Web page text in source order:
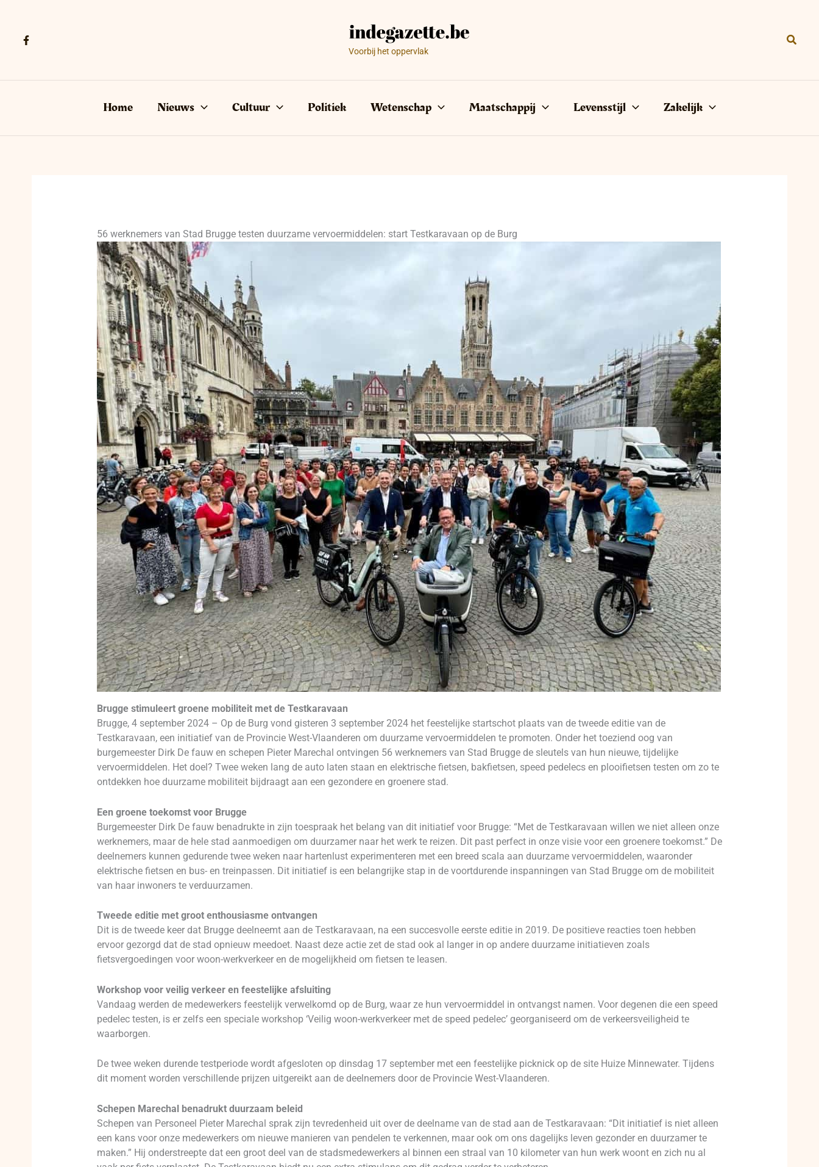
Voorbij het oppervlak
Home Nieuws Cultuur Politiek Wetenschap Maatschappij Levensstijl Zakelijk
56 werknemers van Stad Brugge testen duurzame vervoermiddelen: start Testkaravaan op de Burg
Brugge stimuleert groene mobiliteit met de Testkaravaan
Brugge, 4 september 2024 – Op de Burg vond gisteren 3 september 2024 het feestelijke startschot plaats van de tweede editie van de
Testkaravaan, een initiatief van de Provincie West-Vlaanderen om duurzame vervoermiddelen te promoten. Onder het toeziend oog van
burgemeester Dirk De fauw en schepen Pieter Marechal ontvingen 56 werknemers van Stad Brugge de sleutels van hun nieuwe, tijdelijke
vervoermiddelen. Het doel? Twee weken lang de auto laten staan en elektrische fietsen, bakfietsen, speed pedelecs en plooifietsen testen om zo te
ontdekken hoe duurzame mobiliteit bijdraagt aan een gezondere en groenere stad.
Een groene toekomst voor Brugge
Burgemeester Dirk De fauw benadrukte in zijn toespraak het belang van dit initiatief voor Brugge: “Met de Testkaravaan willen we niet alleen onze
werknemers, maar de hele stad aanmoedigen om duurzamer naar het werk te reizen. Dit past perfect in onze visie voor een groenere toekomst.” De
deelnemers kunnen gedurende twee weken naar hartenlust experimenteren met een breed scala aan duurzame vervoermiddelen, waaronder
elektrische fietsen en bus- en treinpassen. Dit initiatief is een belangrijke stap in de voortdurende inspanningen van Stad Brugge om de mobiliteit
van haar inwoners te verduurzamen.
Tweede editie met groot enthousiasme ontvangen
Dit is de tweede keer dat Brugge deelneemt aan de Testkaravaan, na een succesvolle eerste editie in 2019. De positieve reacties toen hebben
ervoor gezorgd dat de stad opnieuw meedoet. Naast deze actie zet de stad ook al langer in op andere duurzame initiatieven zoals
fietsvergoedingen voor woon-werkverkeer en de mogelijkheid om fietsen te leasen.
Workshop voor veilig verkeer en feestelijke afsluiting
Vandaag werden de medewerkers feestelijk verwelkomd op de Burg, waar ze hun vervoermiddel in ontvangst namen. Voor degenen die een speed
pedelec testen, is er zelfs een speciale workshop ‘Veilig woon-werkverkeer met de speed pedelec’ georganiseerd om de verkeersveiligheid te
waarborgen.
De twee weken durende testperiode wordt afgesloten op dinsdag 17 september met een feestelijke picknick op de site Huize Minnewater. Tijdens
dit moment worden verschillende prijzen uitgereikt aan de deelnemers door de Provincie West-Vlaanderen.
Schepen Marechal benadrukt duurzaam beleid
Schepen van Personeel Pieter Marechal sprak zijn tevredenheid uit over de deelname van de stad aan de Testkaravaan: “Dit initiatief is niet alleen
een kans voor onze medewerkers om nieuwe manieren van pendelen te verkennen, maar ook om ons dagelijks leven gezonder en duurzamer te
maken.” Hij onderstreepte dat een groot deel van de stadsmedewerkers al binnen een straal van 10 kilometer van hun werk woont en zich nu al